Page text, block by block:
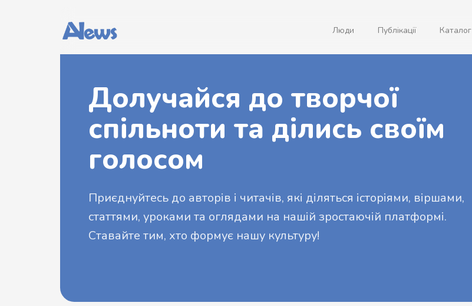
Люди Публікації Каталог
Долучайся до творчої
спільноти та ділись своїм
голосом
Приєднуйтесь до авторів і читачів, які діляться історіями, віршами,
статтями, уроками та оглядами на нашій зростаючій платформі.
Ставайте тим, хто формує нашу культуру!